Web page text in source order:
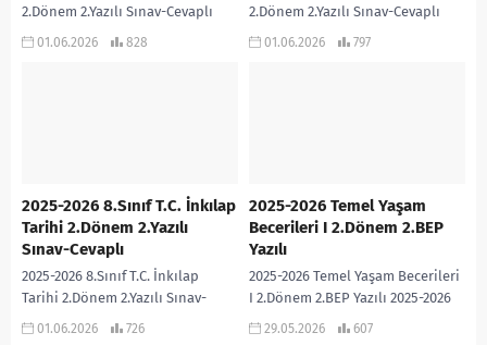
2.Dönem 2.Yazılı Sınav-Cevaplı
Hanife Saraç PÜRÇEK
01.06.2026 828
2.Dönem 2.Yazılı Sınav-Cevaplı
Hanife Saraç PÜRÇEK
01.06.2026 797
2025-2026 8.Sınıf T.C. İnkılap
Tarihi 2.Dönem 2.Yazılı
Sınav-Cevaplı
2025-2026 8.Sınıf T.C. İnkılap
Tarihi 2.Dönem 2.Yazılı Sınav-
Cevaplı Hanife Saraç PÜRÇEK
01.06.2026 726
2025-2026 Temel Yaşam
Becerileri I 2.Dönem 2.BEP
Yazılı
2025-2026 Temel Yaşam Becerileri
I 2.Dönem 2.BEP Yazılı 2025-2026
Temel Yaşam Becerileri I dersi
29.05.2026 607